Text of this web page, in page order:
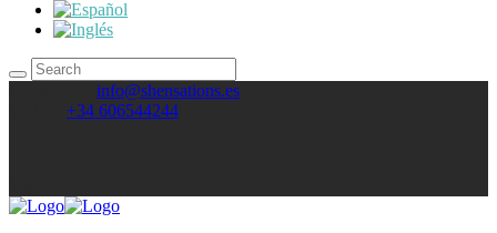
info@shensations.es
+34 606544244